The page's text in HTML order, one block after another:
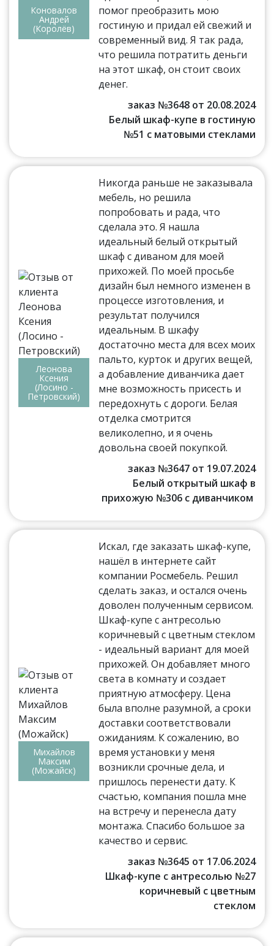
Коновалов
Андрей
(Королёв)
помог преобразить мою
гостиную и придал ей свежий и
современный вид. Я так рада,
что решила потратить деньги
на этот шкаф, он стоит своих
денег.
заказ №3648 от 20.08.2024
Белый шкаф-купе в гостиную
№51 с матовыми стеклами
Леонова
Ксения
(Лосино -
Петровский)
Никогда раньше не заказывала
мебель, но решила
попробовать и рада, что
сделала это. Я нашла
идеальный белый открытый
шкаф с диваном для моей
прихожей. По моей просьбе
дизайн был немного изменен в
процессе изготовления, и
результат получился
идеальным. В шкафу
достаточно места для всех моих
пальто, курток и других вещей,
а добавление диванчика дает
мне возможность присесть и
передохнуть с дороги. Белая
отделка смотрится
великолепно, и я очень
довольна своей покупкой.
заказ №3647 от 19.07.2024
Белый открытый шкаф в
прихожую №306 с диванчиком
Михайлов
Максим
(Можайск)
Искал, где заказать шкаф-купе,
нашёл в интернете сайт
компании Росмебель. Решил
сделать заказ, и остался очень
доволен полученным сервисом.
Шкаф-купе с антресолью
коричневый с цветным стеклом
- идеальный вариант для моей
прихожей. Он добавляет много
света в комнату и создает
приятную атмосферу. Цена
была вполне разумной, а сроки
доставки соответствовали
ожиданиям. К сожалению, во
время установки у меня
возникли срочные дела, и
пришлось перенести дату. К
счастью, компания пошла мне
на встречу и перенесла дату
монтажа. Спасибо большое за
качество и сервис.
заказ №3645 от 17.06.2024
Шкаф-купе с антресолью №27
коричневый с цветным
стеклом